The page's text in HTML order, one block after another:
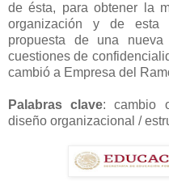
de ésta, para obtener la
organización y de
propuesta de una nueva
cuestiones de
cambió a Empresa del
Palabras clave: cambio
diseño organizacional /